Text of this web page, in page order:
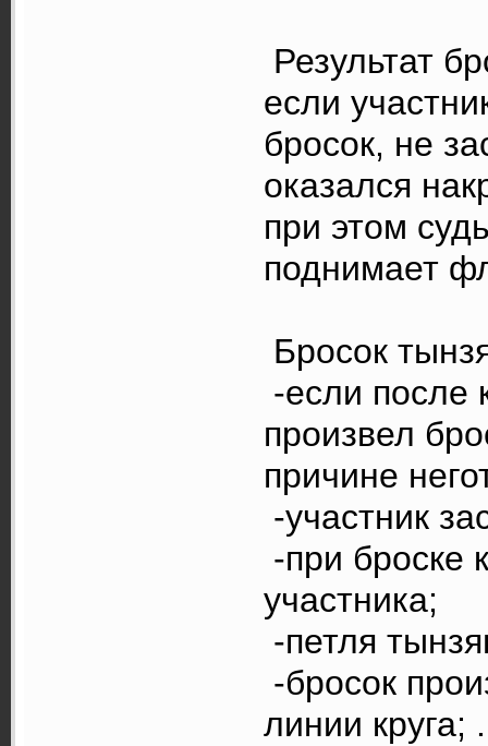
Результат
если
бросок, не
оказался
при этом
поднимает
Бросок
-если после
произвел
причине
-участник
-при броске
участника;
-петля
-бросок
линии круга;